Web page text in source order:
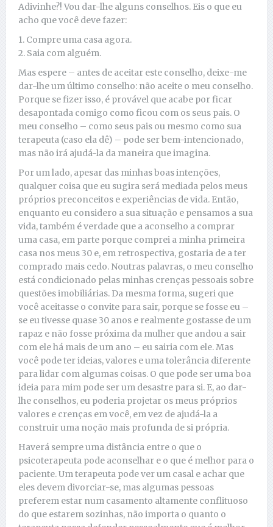
Adivinhe?! Vou dar-lhe alguns conselhos. Eis o que eu
acho que você deve fazer:
1. Compre uma casa agora.
2. Saia com alguém.
Mas espere – antes de aceitar este conselho, deixe-me
dar-lhe um último conselho: não aceite o meu conselho.
Porque se fizer isso, é provável que acabe por ficar
desapontada comigo como ficou com os seus pais. O
meu conselho – como seus pais ou mesmo como sua
terapeuta (caso ela dê) – pode ser bem-intencionado,
mas não irá ajudá-la da maneira que imagina.
Por um lado, apesar das minhas boas intenções,
qualquer coisa que eu sugira será mediada pelos meus
próprios preconceitos e experiências de vida. Então,
enquanto eu considero a sua situação e pensamos a sua
vida, também é verdade que a aconselho a comprar
uma casa, em parte porque comprei a minha primeira
casa nos meus 30 e, em retrospectiva, gostaria de a ter
comprado mais cedo. Noutras palavras, o meu conselho
está condicionado pelas minhas crenças pessoais sobre
questões imobiliárias. Da mesma forma, sugeri que
você aceitasse o convite para sair, porque se fosse eu –
se eu tivesse quase 30 anos e realmente gostasse de um
rapaz e não fosse próxima da mulher que andou a sair
com ele há mais de um ano – eu sairia com ele. Mas
você pode ter ideias, valores e uma tolerância diferente
para lidar com algumas coisas. O que pode ser uma boa
ideia para mim pode ser um desastre para si. E, ao dar-
lhe conselhos, eu poderia projetar os meus próprios
valores e crenças em você, em vez de ajudá-la a
construir uma noção mais profunda de si própria.
Haverá sempre uma distância entre o que o
psicoterapeuta pode aconselhar e o que é melhor para o
paciente. Um terapeuta pode ver um casal e achar que
eles devem divorciar-se, mas algumas pessoas
preferem estar num casamento altamente conflituoso
do que estarem sozinhas, não importa o quanto o